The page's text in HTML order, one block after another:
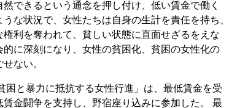
できるという通念を押し付け、低い賃金で働く
な状況で、女性たちは自身の生計を責任を持ち、
利を奪われて、貧しい状態に直面せざるをえな
的に深刻になり、女性の貧困化、貧困の女性化の
ない。
困と暴力に抵抗する女性行進」は、最低賃金を受
金闘争を支持し、野宿座り込みに参加した。 最